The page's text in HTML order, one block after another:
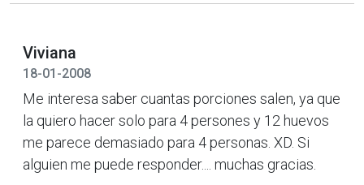
Viviana
18-01-2008
Me interesa saber cuantas porciones salen, ya que
la quiero hacer solo para 4 persones y 12 huevos
me parece demasiado para 4 personas. XD. Si
alguien me puede responder.... muchas gracias.